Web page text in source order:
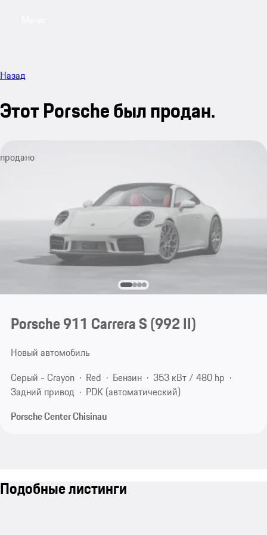
Назад
Этот Porsche был продан.
продано
Porsche 911 Carrera S(992 II)
Новый автомобиль
Серый - Crayon
Red Бензин
353 кВт / 480 hp
Задний привод
PDK (автоматический)
Porsche Center Chisinau
Подобные листинги